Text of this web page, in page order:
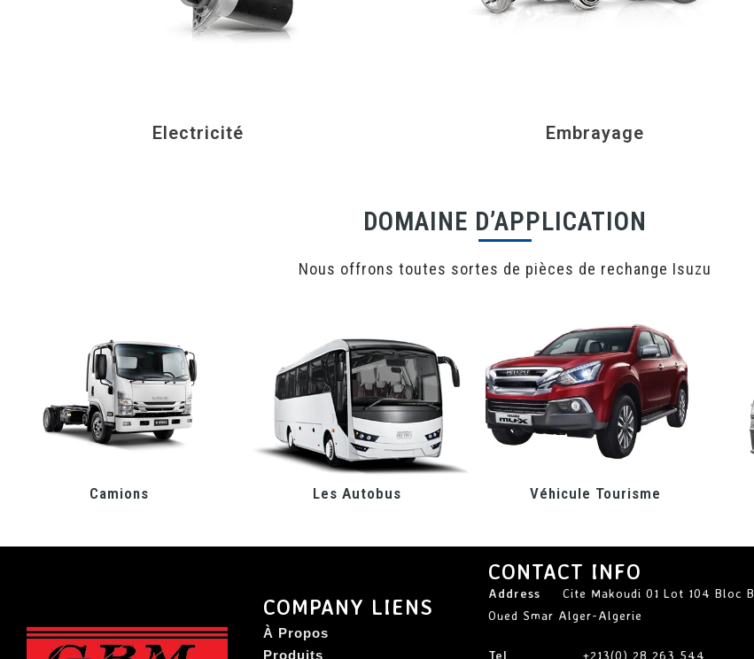
Electricité Embrayage
DOMAINE D’APPLICATION
Nous offrons toutes sortes de pièces de rechange Isuzu
Camions Les Autobus Véhicule Tourisme
COMPANY LIENS
À Propos
Produits
CONTACT INFO
Address Cite Makoudi 01 Lot 104 Bloc B
Oued Smar Alger-Algerie
Tel +213(0) 28 263 544